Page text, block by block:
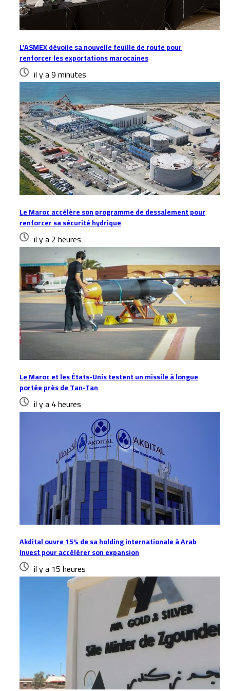
L’ASMEX dévoile sa nouvelle feuille de route pour
renforcer les exportations marocaines
il y a 9 minutes
Le Maroc accélère son programme de dessalement pour
renforcer sa sécurité hydrique
il y a 2 heures
Le Maroc et les États-Unis testent un missile à longue
portée près de Tan-Tan
il y a 4 heures
Akdital ouvre 15% de sa holding internationale à Arab
Invest pour accélérer son expansion
il y a 15 heures